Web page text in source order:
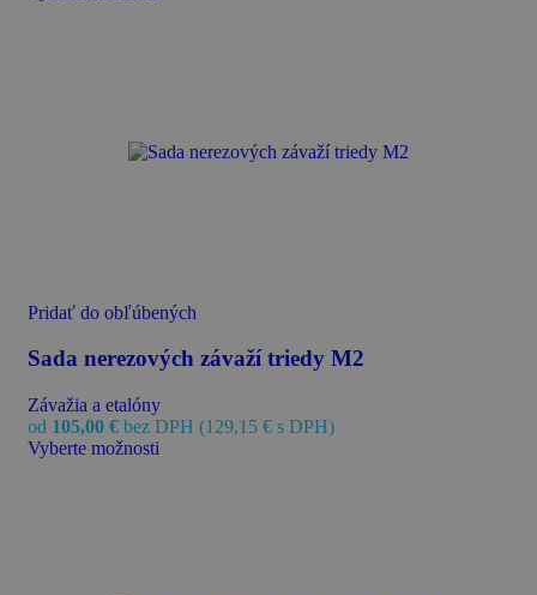
Pridať do obľúbených
Sada nerezových závaží triedy M2
Závažia a etalóny
od 105,00 € bez DPH (129,15 € s DPH)
Vyberte možnosti